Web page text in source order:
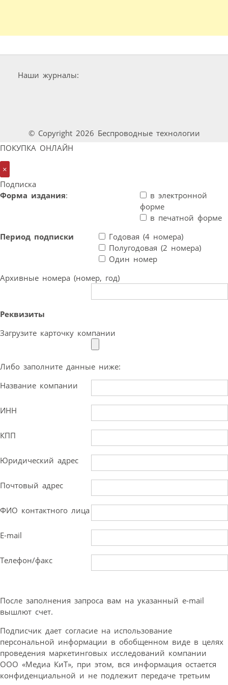
Наши журналы:
© Copyright 2026 Беспроводные технологии
ПОКУПКА ОНЛАЙН
×
Подписка
Форма издания:
в электронной
форме
в печатной форме
Период подписки
Годовая (4 номера)
Полугодовая (2 номера)
Один номер
Архивные номера (номер, год)
Реквизиты
Загрузите карточку компании
Либо заполните данные ниже:
Название компании
ИНН
КПП
Юридический адрес
Почтовый адрес
ФИО контактного лица
E-mail
Телефон/факс
После заполнения запроса вам на указанный e-mail
вышлют счет.
Подписчик дает согласие на использование
персональной информации в обобщенном виде в целях
проведения маркетинговых исследований компании
ООО «Медиа КиТ», при этом, вся информация остается
конфиденциальной и не подлежит передаче третьим